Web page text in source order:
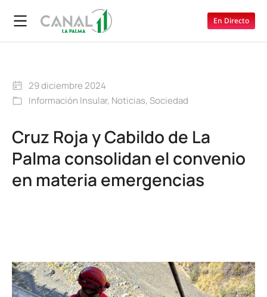
En Directo
29 diciembre 2024
Información Insular, Noticias, Sociedad
Cruz Roja y Cabildo de La
Palma consolidan el convenio
en materia emergencias